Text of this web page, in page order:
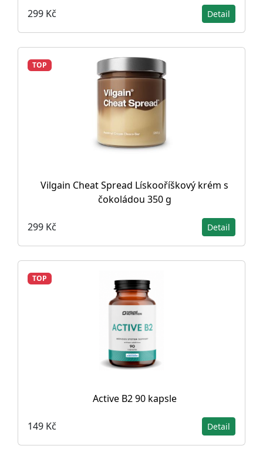
299 Kč Detail
TOP
Vilgain Cheat Spread Lískooříškový krém s
čokoládou 350 g
299 Kč Detail
TOP
Active B2 90 kapsle
149 Kč Detail